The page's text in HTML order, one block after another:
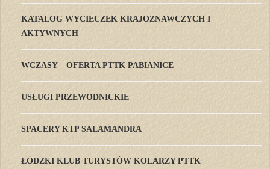
KATALOG WYCIECZEK KRAJOZNAWCZYCH I
AKTYWNYCH
WCZASY – OFERTA PTTK PABIANICE
USŁUGI PRZEWODNICKIE
SPACERY KTP SALAMANDRA
ŁÓDZKI KLUB TURYSTÓW KOLARZY PTTK